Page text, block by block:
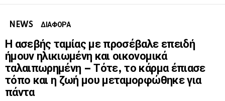
NEWS ΔΙΑΦΟΡΑ
Η ασεβής ταμίας με προσέβαλε επειδή
ήμουν ηλικιωμένη και οικονομικά
ταλαιπωρημένη – Τότε, το κάρμα έπιασε
τόπο και η ζωή μου μεταμορφώθηκε για
πάντα